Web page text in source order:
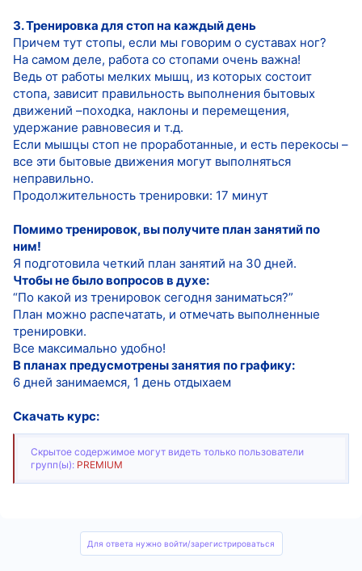
3. Тренировка для стоп на каждый день
Причем тут стопы, если мы говорим о суставах ног?
На самом деле, работа со стопами очень важна!
Ведь от работы мелких мышц, из которых состоит
стопа, зависит правильность выполнения бытовых
движений –походка, наклоны и перемещения,
удержание равновесия и т.д.
Если мышцы стоп не проработанные, и есть перекосы –
все эти бытовые движения могут выполняться
неправильно.
Продолжительность тренировки: 17 минут
Помимо тренировок, вы получите план занятий по
ним!
Я подготовила четкий план занятий на 30 дней.
Чтобы не было вопросов в духе:
“По какой из тренировок сегодня заниматься?”
План можно распечатать, и отмечать выполненные
тренировки.
Все максимально удобно!
В планах предусмотрены занятия по графику:
6 дней занимаемся, 1 день отдыхаем
Скачать курс:
Скрытое содержимое могут видеть только пользователи
групп(ы): PREMIUM
Для ответа нужно войти/зарегистрироваться